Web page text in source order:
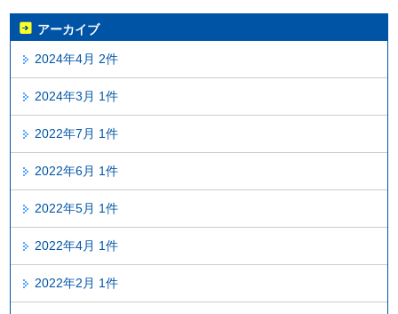
アーカイブ
2024年4月 2件
2024年3月 1件
2022年7月 1件
2022年6月 1件
2022年5月 1件
2022年4月 1件
2022年2月 1件